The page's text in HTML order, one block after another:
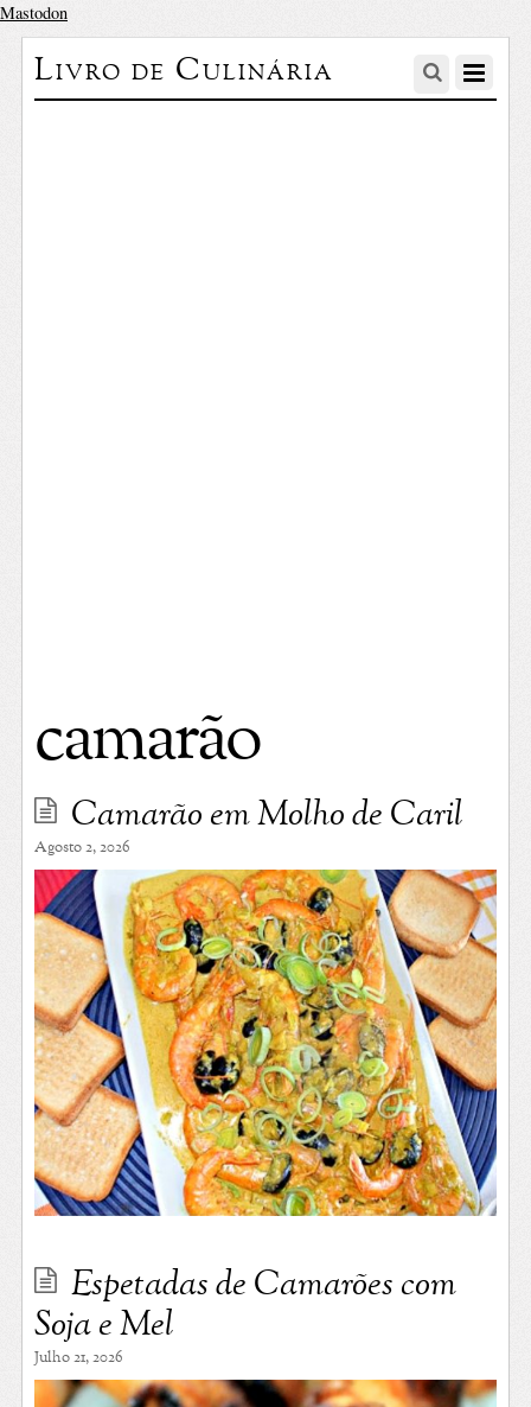
Mastodon
Livro de Culinária
camarão
Camarão em Molho de Caril
Agosto 2, 2026
Espetadas de Camarões com
Soja e Mel
Julho 21, 2026